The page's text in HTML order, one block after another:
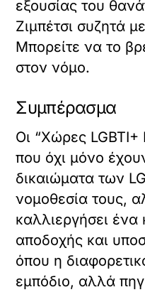
εξουσίας του
Ζιμπέτσι συζητά
Μπορείτε να το
στον νόμο.
Συμπέρασμα
Οι “Χώρες LGBTI+
που όχι μόνο
δικαιώματα των
νομοθεσία τους,
καλλιεργήσει ένα
αποδοχής και
όπου η
εμπόδιο, αλλά